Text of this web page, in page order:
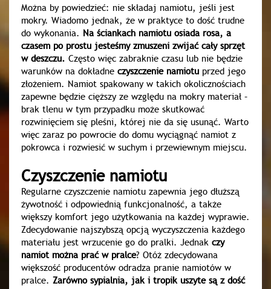
Można by powiedzieć: nie składaj namiotu, jeśli jest
mokry. Wiadomo jednak, że w praktyce to dość trudne
do wykonania. Na ściankach namiotu osiada rosa, a
czasem po prostu jesteśmy zmuszeni zwijać cały sprzęt
w deszczu. Często więc zabraknie czasu lub nie będzie
warunków na dokładne czyszczenie namiotu przed jego
złożeniem. Namiot spakowany w takich okolicznościach
zapewne będzie cięższy ze względu na mokry materiał –
brak tlenu w tym przypadku może skutkować
rozwinięciem się pleśni, której nie da się usunąć. Warto
więc zaraz po powrocie do domu wyciągnąć namiot z
pokrowca i rozwiesić w suchym i przewiewnym miejscu.
Czyszczenie namiotu
Regularne czyszczenie namiotu zapewnia jego dłuższą
żywotność i odpowiednią funkcjonalność, a także
większy komfort jego użytkowania na każdej wyprawie.
Zdecydowanie najszybszą opcją wyczyszczenia każdego
materiału jest wrzucenie go do pralki. Jednak czy
namiot można prać w pralce? Otóż zdecydowana
większość producentów odradza pranie namiotów w
pralce. Zarówno sypialnia, jak i tropik uszyte są z dość